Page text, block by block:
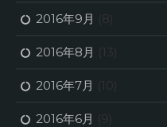
2016年9月 (8)
2016年8月 (13)
2016年7月 (10)
2016年6月 (9)